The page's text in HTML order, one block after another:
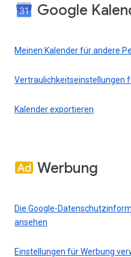
Google
Meinen Kalender für andere
Vertraulichkeitseinstellungen
Kalender exportieren
Werbung
Die Google-
ansehen
Einstellungen für Werbung